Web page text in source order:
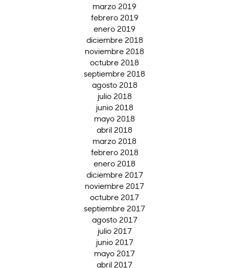
marzo 2019
febrero 2019
enero 2019
diciembre 2018
noviembre 2018
octubre 2018
septiembre 2018
agosto 2018
julio 2018
junio 2018
mayo 2018
abril 2018
marzo 2018
febrero 2018
enero 2018
diciembre 2017
noviembre 2017
octubre 2017
septiembre 2017
agosto 2017
julio 2017
junio 2017
mayo 2017
abril 2017